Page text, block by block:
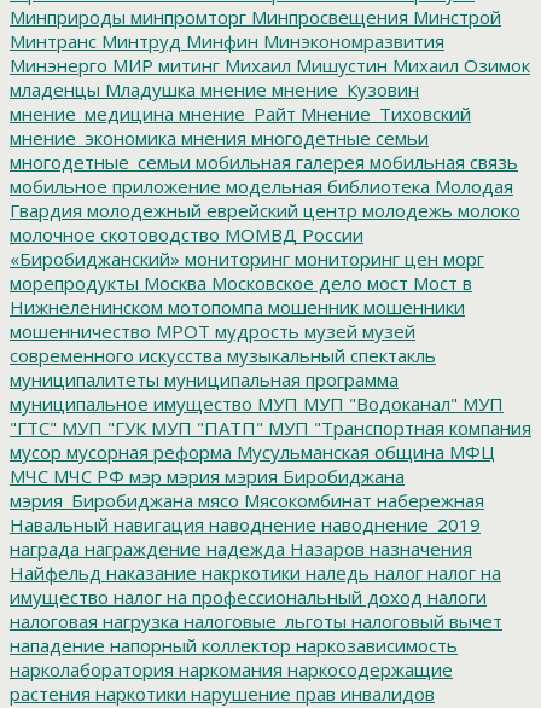
Минприроды минпромторг Минпросвещения Минстрой
Минтранс Минтруд Минфин Минэкономразвития
Минэнерго МИР митинг Михаил Мишустин Михаил Озимок
младенцы Младушка мнение мнение_Кузовин
мнение_медицина мнение_Райт Мнение_Тиховский
мнение_экономика мнения многодетные семьи
многодетные_семьи мобильная галерея мобильная связь
мобильное приложение модельная библиотека Молодая
Гвардия молодежный еврейский центр молодежь молоко
молочное скотоводство МОМВД России
«Биробиджанский» мониторинг мониторинг цен морг
морепродукты Москва Московское дело мост Мост в
Нижнеленинском мотопомпа мошенник мошенники
мошенничество МРОТ мудрость музей музей
современного искусства музыкальный спектакль
муниципалитеты муниципальная программа
муниципальное имущество МУП МУП "Водоканал" МУП
"ГТС" МУП "ГУК МУП "ПАТП" МУП "Транспортная компания
мусор мусорная реформа Мусульманская община МФЦ
МЧС МЧС РФ мэр мэрия мэрия Биробиджана
мэрия_Биробиджана мясо Мясокомбинат набережная
Навальный навигация наводнение наводнение_2019
награда награждение надежда Назаров назначения
Найфельд наказание накркотики наледь налог налог на
имущество налог на профессиональный доход налоги
налоговая нагрузка налоговые_льготы налоговый вычет
нападение напорный коллектор наркозависимость
нарколаборатория наркомания наркосодержащие
растения наркотики нарушение прав инвалидов